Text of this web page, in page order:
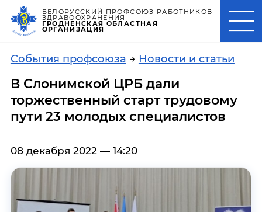
БЕЛОРУССКИЙ ПРОФСОЮЗ РАБОТНИКОВ
ЗДРАВООХРАНЕНИЯ
ГРОДНЕНСКАЯ ОБЛАСТНАЯ
ОРГАНИЗАЦИЯ
События профсоюза → Новости и статьи
В Слонимской ЦРБ дали
торжественный старт трудовому
пути 23 молодых специалистов
08 декабря 2022 — 14:20